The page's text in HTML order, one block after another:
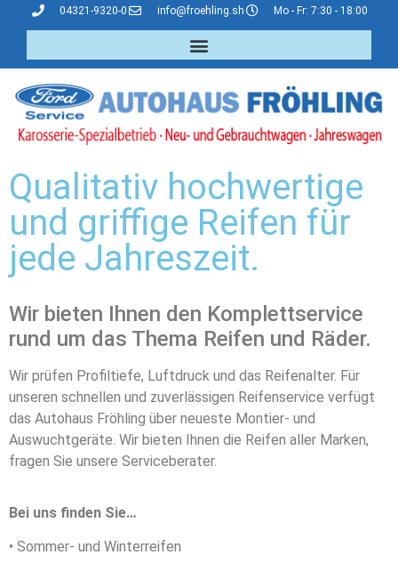
04321-9320-0 info@froehling.sh Mo - Fr: 7:30 - 18:00
Qualitativ hochwertige
und griffige Reifen für
jede Jahreszeit.
Wir bieten Ihnen den Komplettservice
rund um das Thema Reifen und Räder.
Wir prüfen Profiltiefe, Luftdruck und das Reifenalter. Für
unseren schnellen und zuverlässigen Reifenservice verfügt
das Autohaus Fröhling über neueste Montier- und
Auswuchtgeräte. Wir bieten Ihnen die Reifen aller Marken,
fragen Sie unsere Serviceberater.
Bei uns finden Sie…
• Sommer- und Winterreifen